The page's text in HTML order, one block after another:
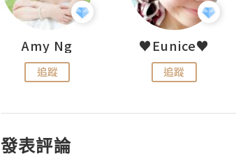
Amy Ng
追蹤
♥Eunice♥
追蹤
發表評論